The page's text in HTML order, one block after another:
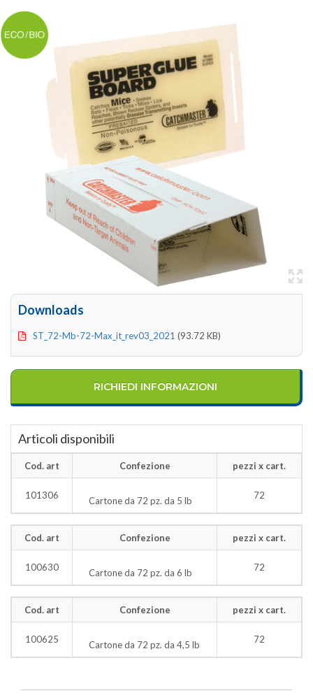
Downloads
ST_72-Mb-72-Max_it_rev03_2021 (93.72 KB)
RICHIEDI INFORMAZIONI
Articoli disponibili
Cod. art Confezione pezzi x cart.
101306 Cartone da 72 pz. da 5 lb 72
Cod. art Confezione pezzi x cart.
100630 Cartone da 72 pz. da 6 lb 72
Cod. art Confezione pezzi x cart.
100625 Cartone da 72 pz. da 4,5 lb 72